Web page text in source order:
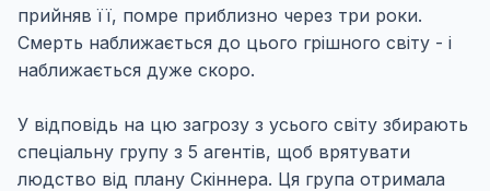
прийняв її, помре приблизно через три роки.
Смерть наближається до цього грішного світу - і
наближається дуже скоро.
У відповідь на цю загрозу з усього світу збирають
спеціальну групу з 5 агентів, щоб врятувати
людство від плану Скіннера. Ця група отримала